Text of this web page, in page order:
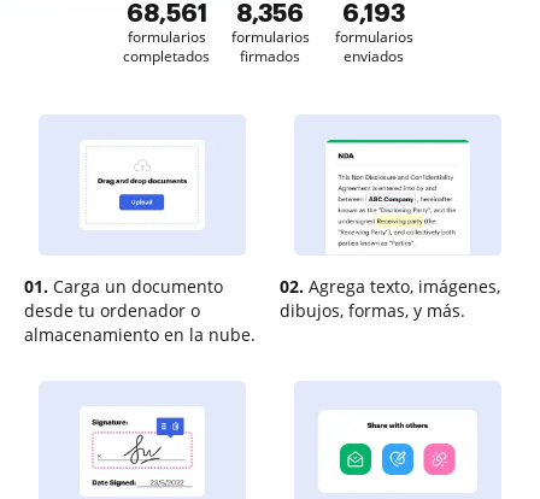
68,563
formularios
completados
8,356
formularios
firmados
6,193
formularios
enviados
01. Carga un documento
desde tu ordenador o
almacenamiento en la nube.
02. Agrega texto, imágenes,
dibujos, formas, y más.